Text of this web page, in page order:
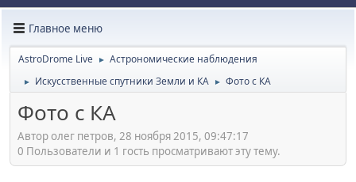
Главное меню
AstroDrome Live ► Астрономические наблюдения
► Искусственные спутники Земли и КА ► Фото с КА
Фото с КА
Автор олег петров, 28 ноября 2015, 09:47:17
0 Пользователи и 1 гость просматривают эту тему.